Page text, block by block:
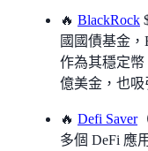
🔥 BlackRock
國國債基金
作為其穩定幣
億美金，也吸
🔥 Defi Saver
多個 DeFi 應